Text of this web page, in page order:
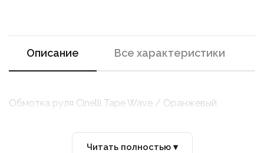
Описание Все характеристики
Обмотка руля Cinelli Tape Wave / Оранжевый
Читать полностью ▾